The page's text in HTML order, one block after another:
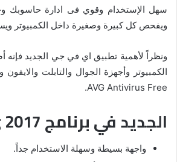
سهل الإستخدام وقوي فى ادارة حاسوبك
ويفحص كل كبيرة وصغيرة داخل الكمبيوتر
ونظراً لأهمية تطبيق اي في جي الجديد فإنه
الكمبيوتر وأجهزة الجوال والتابلت
AVG Antivirus Free.
الجديد في برنامج avg 2017 :
واجهة بسيطة وسهلة الاستخدام جداً.